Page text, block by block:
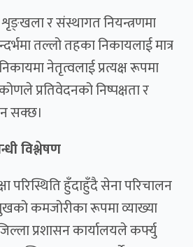
र संस्थागत नियन्त्रणमा
तल्लो तहका निकायलाई मात्र
नेतृत्वलाई प्रत्यक्ष रूपमा
प्रतिवेदनको निष्पक्षता र
सक्छ।
विश्लेषण
परिस्थिति हुँदाहुँदै सेना परिचालन
कमजोरीका रूपमा व्याख्या
प्रशासन कार्यालयले कर्फ्यु